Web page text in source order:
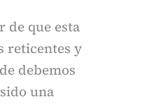
de que esta
reticentes y
debemos
una